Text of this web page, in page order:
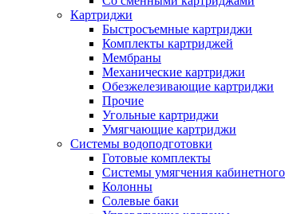
Картриджи
Быстросъемные картриджи
Комплекты картриджей
Мембраны
Механические картриджи
Обезжелезивающие картриджи
Прочие
Угольные картриджи
Умягчающие картриджи
Системы водоподготовки
Готовые комплекты
Системы умягчения
Колонны
Солевые баки